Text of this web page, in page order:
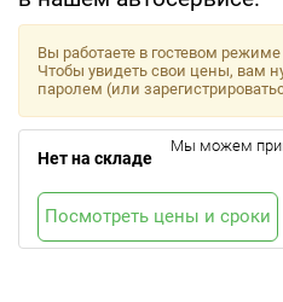
Вы работаете в гостевом
Чтобы увидеть свои цены, вам
паролем (или
Нет на складе
Мы можем
Посмотреть цены и сроки